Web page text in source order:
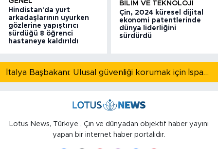
Hindistan'da yurt
arkadaşlarının uyurken
gözlerine yapıştırıcı
sürdüğü 8 öğrenci
hastaneye kaldırıldı
BILIM VE TEKNOLOJI
Çin, 2024 küresel dijital
ekonomi patentlerinde
dünya liderliğini
sürdürdü
İtalya Başbakanı: Ulusal güvenliği korumak için İspanya ile Schengen kapsamındaki serbest dolaşımı askıya alıyoruz
Lotus News, Türkiye , Çin ve dünyadan objektif haber yayını
yapan bir internet haber portalıdır.